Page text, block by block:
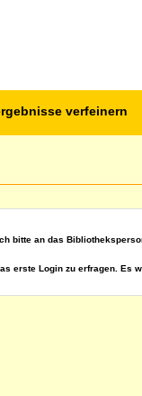
verfeinern
bitte an das
erste Login zu erfragen.